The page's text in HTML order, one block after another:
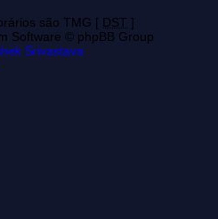
são TMG [ DST ]
Software © phpBB Group
Srivastava